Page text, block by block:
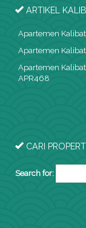
ARTIKEL
Apartemen
Apartemen
Apartemen
APR468
CARI
Search for: